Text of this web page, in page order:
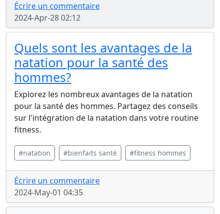
Écrire un commentaire
2024-Apr-28 02:12
Quels sont les avantages de la
natation pour la santé des
hommes?
Explorez les nombreux avantages de la natation
pour la santé des hommes. Partagez des conseils
sur l'intégration de la natation dans votre routine
fitness.
#natation #bienfaits santé #fitness hommes
Écrire un commentaire
2024-May-01 04:35